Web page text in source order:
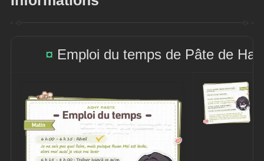
¤ Emploi du temps de Pâte de